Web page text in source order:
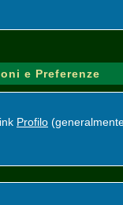
e Preferenze
Profilo